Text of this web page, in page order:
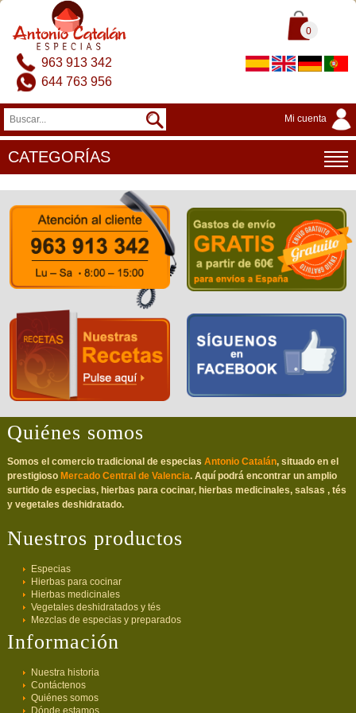
0
963 913 342
644 763 956
Mi cuenta
CATEGORÍAS
Quiénes somos
Somos el comercio tradicional de especias Antonio Catalán, situado en el
prestigioso Mercado Central de Valencia. Aquí podrá encontrar un amplio
surtido de especias, hierbas para cocinar, hierbas medicinales, salsas , tés
y vegetales deshidratado.
Nuestros productos
Especias
Hierbas para cocinar
Hierbas medicinales
Vegetales deshidratados y tés
Mezclas de especias y preparados
Información
Nuestra historia
Contáctenos
Quiénes somos
Dónde estamos